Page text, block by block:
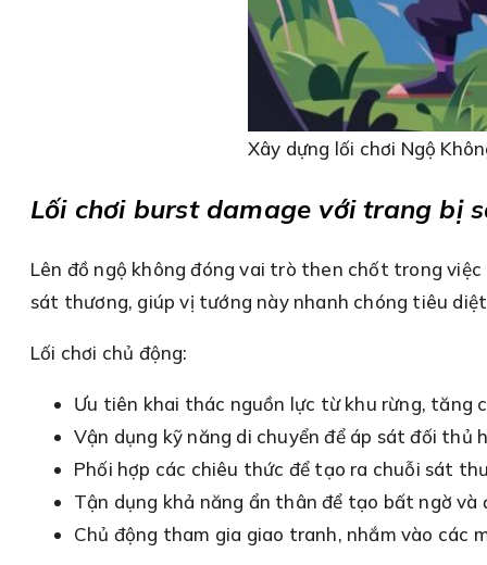
Xây dựng lối chơi Ngộ
Lối chơi burst damage với trang bị
Lên đồ ngộ không đóng vai trò then chốt trong
sát thương, giúp vị tướng này nhanh chóng tiêu
Lối chơi chủ động:
Ưu tiên khai thác nguồn lực từ khu rừng, tăng
Vận dụng kỹ năng di chuyển để áp sát đối thủ
Phối hợp các chiêu thức để tạo ra chuỗi sát
Tận dụng khả năng ẩn thân để tạo bất ngờ và
Chủ động tham gia giao tranh, nhắm vào các